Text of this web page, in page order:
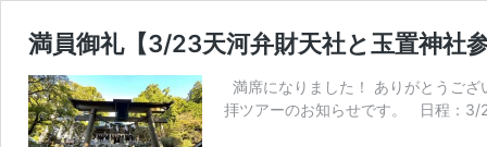
満員御礼【3/23天河弁財天社と玉置神社
満席になりました！ ありがとうご
拝ツアーのお知らせです。 日程：